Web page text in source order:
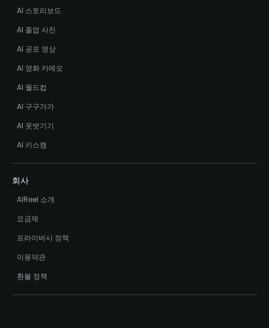
AI 스토리보드
AI 졸업 사진
AI 공포 영상
AI 영화 카메오
AI 월드컵
AI 구구가가
AI 옷벗기기
AI 키스캠
회사
AIReel 소개
요금제
프라이버시 정책
이용약관
환불 정책